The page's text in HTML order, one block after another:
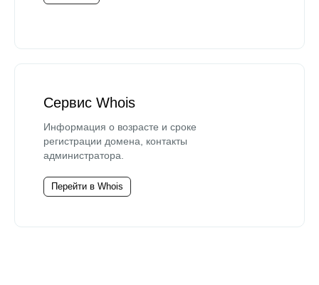
Сервис Whois
Информация о возрасте и сроке
регистрации домена, контакты
администратора.
Перейти в Whois